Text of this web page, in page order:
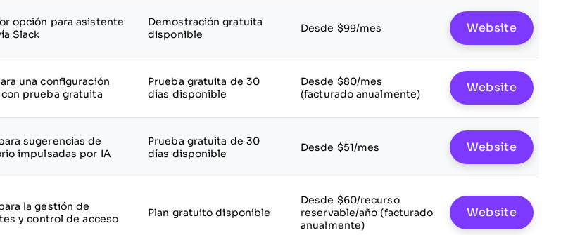
opción para asistente
Slack
Demostración gratuita
disponible
Desde $99/mes Website
una configuración
prueba gratuita
Prueba gratuita de 30
días disponible
Desde $80/mes
(facturado anualmente)
Website
sugerencias de
impulsadas por IA
Prueba gratuita de 30
días disponible
Desde $51/mes Website
la gestión de
y control de acceso
Plan gratuito disponible
Desde $60/recurso
reservable/año (facturado
anualmente)
Website